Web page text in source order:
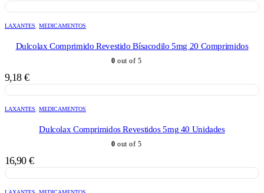
LAXANTES MEDICAMENTOS
Dulcolax Comprimido Revestido Bísacodilo 5mg 20 Comprimidos
0 out of 5
9,18 €
LAXANTES MEDICAMENTOS
Dulcolax Comprimidos Revestidos 5mg 40 Unidades
0 out of 5
16,90 €